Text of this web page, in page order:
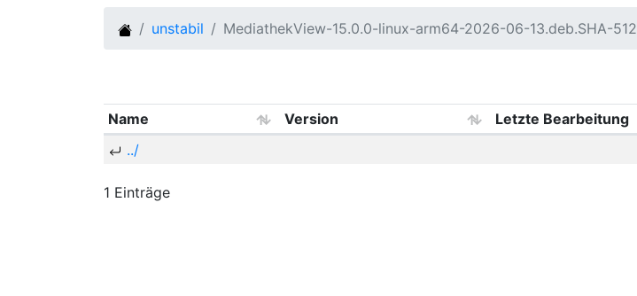
unstabil MediathekView-15.0.0-linux-arm64-2026-06-13.deb.SHA-512
Name Version Letzte Bearbeitung
../
1 Einträge